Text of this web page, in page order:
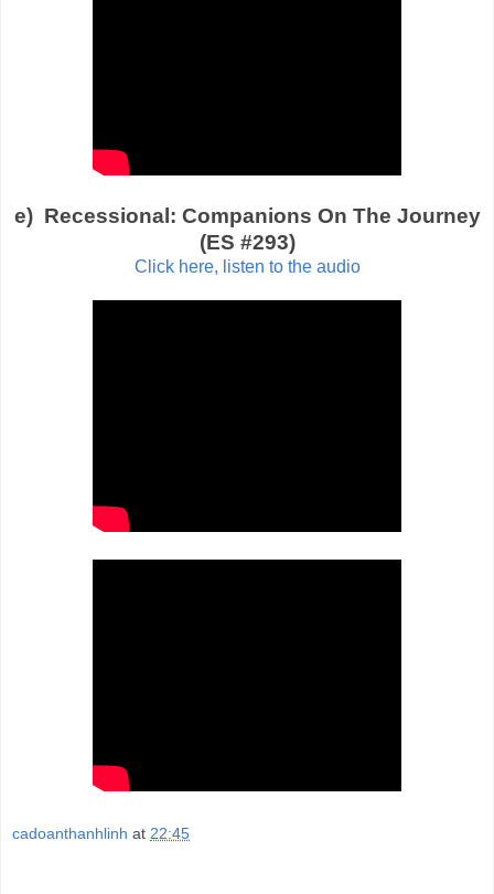
e) Recessional: Companions On The Journey
(ES #293)
Click here, listen to the audio
cadoanthanhlinh at 22:45